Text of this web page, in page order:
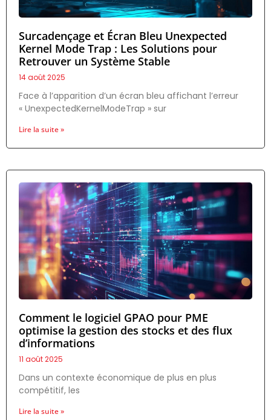
Surcadençage et Écran Bleu Unexpected
Kernel Mode Trap : Les Solutions pour
Retrouver un Système Stable
14 août 2025
Face à l’apparition d’un écran bleu affichant l’erreur
« UnexpectedKernelModeTrap » sur
Lire la suite »
Comment le logiciel GPAO pour PME
optimise la gestion des stocks et des flux
d’informations
11 août 2025
Dans un contexte économique de plus en plus
compétitif, les
Lire la suite »